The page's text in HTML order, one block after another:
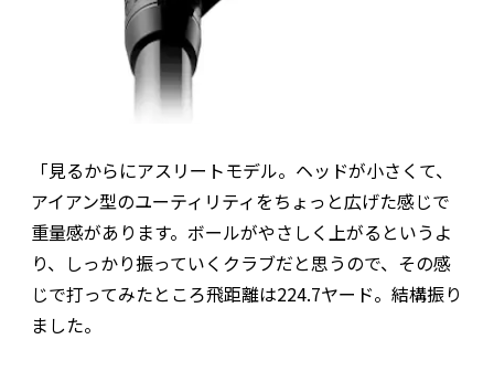
「見るからにアスリートモデル。ヘッドが小さくて、
アイアン型のユーティリティをちょっと広げた感じで
重量感があります。ボールがやさしく上がるというよ
り、しっかり振っていくクラブだと思うので、その感
じで打ってみたところ飛距離は224.7ヤード。結構振り
ました。